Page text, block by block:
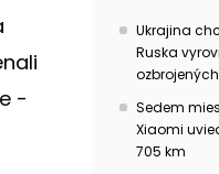
-
Ukrajina
Ruska
Sedem
Xiaomi
705 km